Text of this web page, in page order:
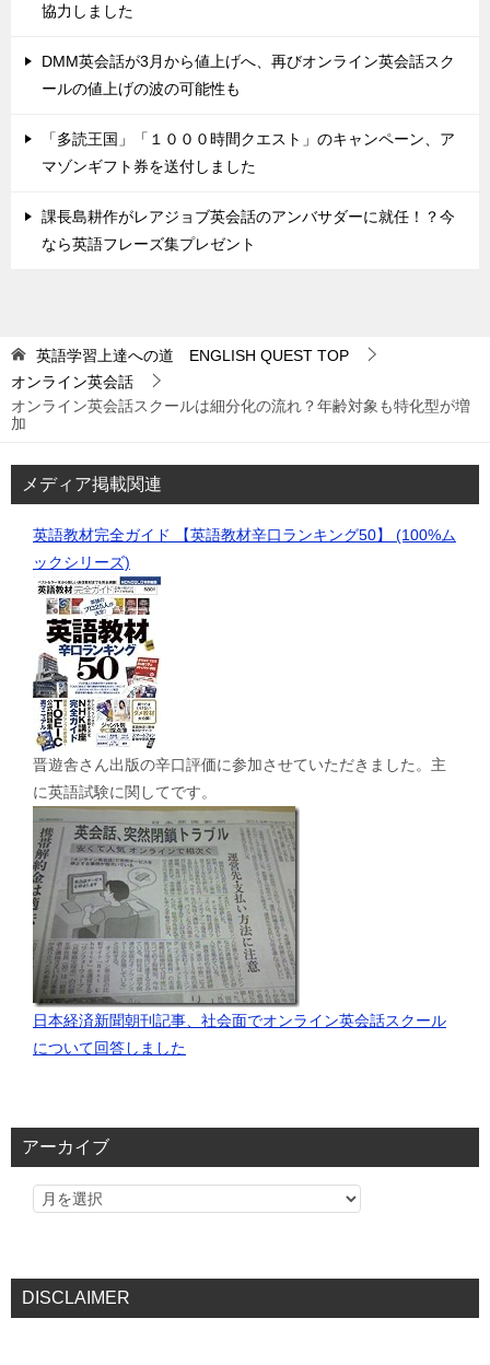
協力しました
DMM英会話が3月から値上げへ、再びオンライン英会話スク
ールの値上げの波の可能性も
「多読王国」「１０００時間クエスト」のキャンペーン、ア
マゾンギフト券を送付しました
課長島耕作がレアジョブ英会話のアンバサダーに就任！？今
なら英語フレーズ集プレゼント
英語学習上達への道 ENGLISH QUEST TOP
オンライン英会話
オンライン英会話スクールは細分化の流れ？年齢対象も特化型が増
加
メディア掲載関連
英語教材完全ガイド 【英語教材辛口ランキング50】 (100%ム
ックシリーズ)
晋遊舎さん出版の辛口評価に参加させていただきました。主
に英語試験に関してです。
日本経済新聞朝刊記事、社会面でオンライン英会話スクール
について回答しました
アーカイブ
DISCLAIMER